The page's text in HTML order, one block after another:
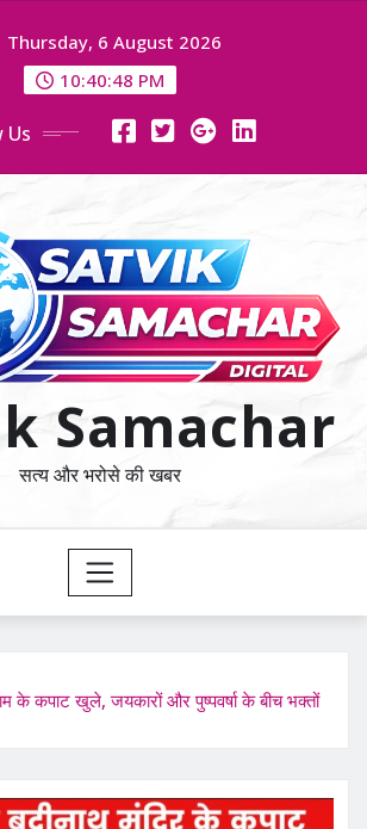
Thursday, 6 August 2026
10:40:49 PM
Us
Samachar
सत्य और भरोसे की खबर
के कपाट खुले, जयकारों और पुष्पवर्षा के बीच भक्तों